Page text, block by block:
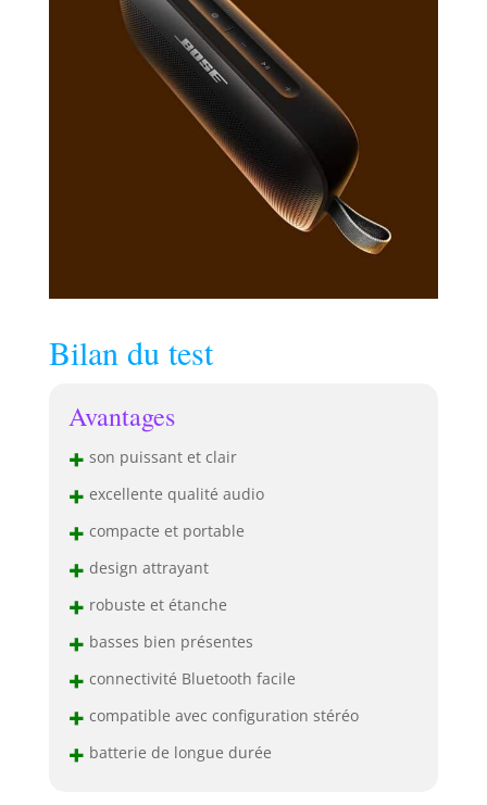
et puissant
FONCTIONNE
DANS TOUTES LES
POSITIONS :
verticale,
horizontale,
suspendue, cette
enceinte Bluetooth
sans fil utilise la
technologie
PositionIQ pour
Bilan du test
Avantages
+ son puissant et clair
+ excellente qualité audio
+ compacte et portable
+ design attrayant
+ robuste et étanche
+ basses bien présentes
+ connectivité Bluetooth facile
+ compatible avec configuration stéréo
+ batterie de longue durée